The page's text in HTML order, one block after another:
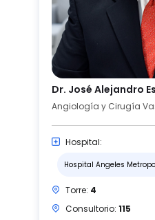
Dr. José Alejandro
Angiología y Cirugía
Hospital:
Hospital Angeles
Torre: 4
Consultorio: 115